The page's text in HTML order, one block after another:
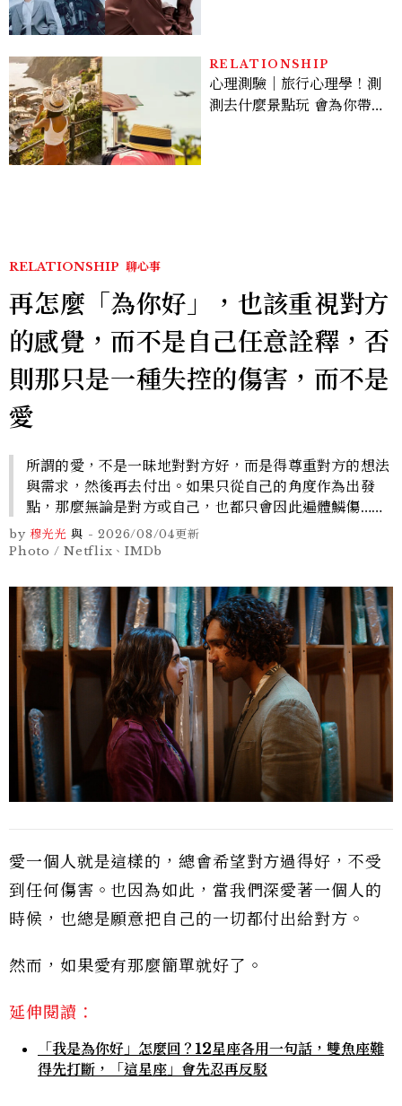
多大？
RELATIONSHIP
心理測驗｜旅行心理學！測
測去什麼景點玩 會為你帶來
RELATIONSHIP 聊心事
再怎麼「為你好」，也該重視對方
的感覺，而不是自己任意詮釋，否
則那只是一種失控的傷害，而不是
愛
所謂的愛，不是一昧地對對方好，而是得尊重對方的想法
與需求，然後再去付出。如果只從自己的角度作為出發
點，那麼無論是對方或自己，也都只會因此遍體鱗傷……
by 穆光光 與 -2026/08/04更新
Photo / Netflix、IMDb
愛一個人就是這樣的，總會希望對方過得好，不受
到任何傷害。也因為如此，當我們深愛著一個人的
時候，也總是願意把自己的一切都付出給對方。
然而，如果愛有那麼簡單就好了。
延伸閱讀：
「我是為你好」怎麼回？12星座各用一句話，雙魚座難
得先打斷，「這星座」會先忍再反駁